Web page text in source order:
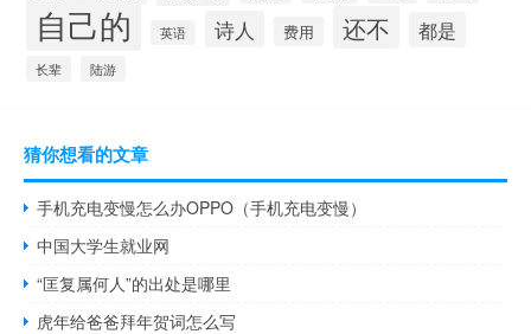
自己的 英语 诗人 费用 还不 都是
长辈 陆游
猜你想看的文章
手机充电变慢怎么办OPPO（手机充电变慢）
中国大学生就业网
“匡复属何人”的出处是哪里
虎年给爸爸拜年贺词怎么写